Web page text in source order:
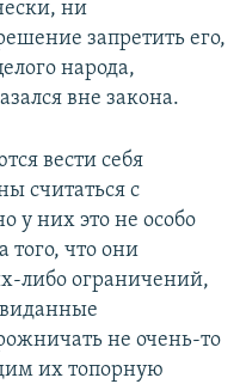
ни
запретить его,
народа,
вне закона.
вести себя
считаться с
у них это не особо
того, что они
либо ограничений,
не очень-то
их топорную